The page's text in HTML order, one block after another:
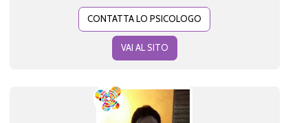
CONTATTA LO PSICOLOGO
VAI AL SITO